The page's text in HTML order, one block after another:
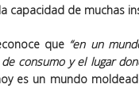
capacidad de muchas
que “en un
consumo y el lugar
es un mundo